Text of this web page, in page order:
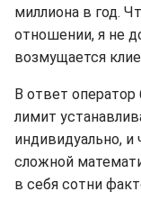
миллиона в год.
отношении, я не
возмущается
В ответ
лимит
индивидуально,
сложной
в себя сотни